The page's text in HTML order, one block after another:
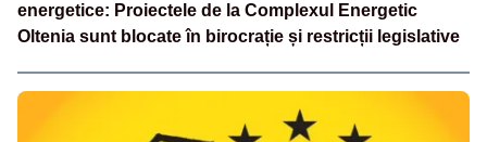
energetice: Proiectele de la Complexul Energetic
Oltenia sunt blocate în birocrație și restricții legislative